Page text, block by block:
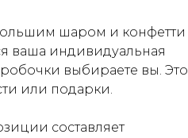
шаром и конфетти
ваша индивидуальная
выбираете вы. Это
или подарки.
составляет